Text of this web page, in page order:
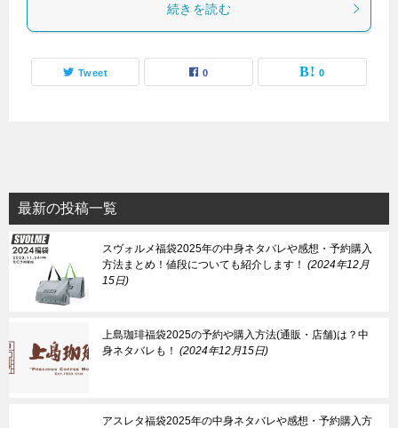
続きを読む
Tweet 0 0
最新の投稿一覧
スヴォルメ福袋2025年の中身ネタバレや感想・予約購入
方法まとめ！値段についても紹介します！
2024年12月
15日
上島珈琲福袋2025の予約や購入方法(通販・店舗)は？中
身ネタバレも！
2024年12月15日
アスレタ福袋2025年の中身ネタバレや感想・予約購入方